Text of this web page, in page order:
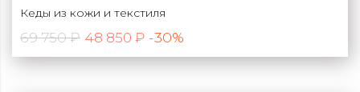
Кеды из кожи и текстиля
69 750 ₽ 48 850 ₽ -30%